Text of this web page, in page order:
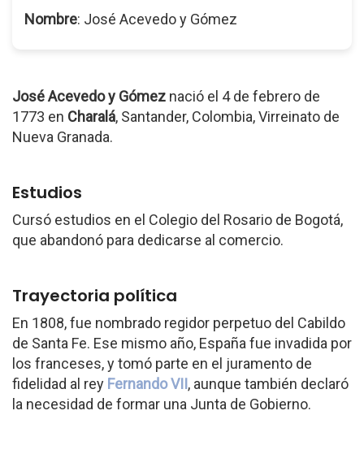
Nombre: José Acevedo y Gómez
José Acevedo y Gómez nació el 4 de febrero de
1773 en Charalá, Santander, Colombia, Virreinato de
Nueva Granada.
Estudios
Cursó estudios en el Colegio del Rosario de Bogotá,
que abandonó para dedicarse al comercio.
Trayectoria política
En 1808, fue nombrado regidor perpetuo del Cabildo
de Santa Fe. Ese mismo año, España fue invadida por
los franceses, y tomó parte en el juramento de
fidelidad al rey Fernando VII, aunque también declaró
la necesidad de formar una Junta de Gobierno.